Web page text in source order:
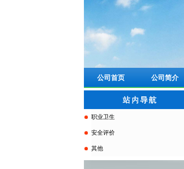
公司首页 公司简介
职业卫生
安全评价
其他